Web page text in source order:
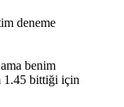
deneme
benim
1.45 bittiği için